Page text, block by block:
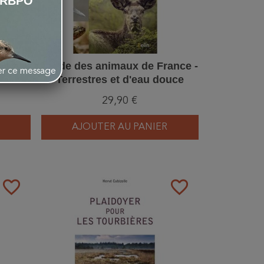
Guide des animaux de France -
Terrestres et d'eau douce
29,90 €
AJOUTER AU PANIER
favorite_border favorite_border
ce message